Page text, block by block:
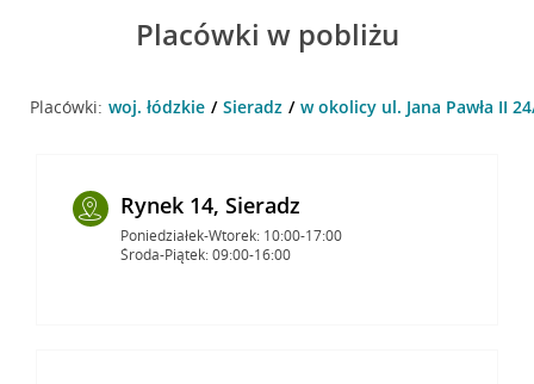
Placówki w pobliżu
Placówki: woj. łódzkie Sieradz w okolicy ul. Jana Pawła II
Rynek 14, Sieradz
Poniedziałek-Wtorek: 10:00-17:00
Środa-Piątek: 09:00-16:00